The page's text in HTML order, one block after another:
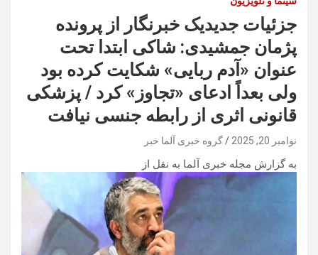
جزئیات جدیدیک خبرنگار از پرونده
پژمان جمشیدی: شاکی ابتدا تحت
عنوان «آدم ربایی» شکایت کرده بود
ولی بعداً ادعای «تجاوز» کرد / پزشکی
قانونی اثری از رابطه جنسی نیافت
نوامبر 20, 2025 گروه خبری آلما خبر
به گزارش مجله خبری آلما به نقل از